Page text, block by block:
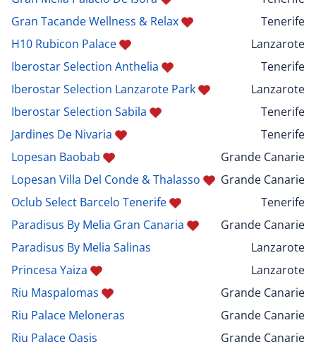
Gran Tacande Wellness & Relax
Tenerife
H10 Rubicon Palace
Lanzarote
Iberostar Selection Anthelia
Tenerife
Iberostar Selection Lanzarote Park
Lanzarote
Iberostar Selection Sabila
Tenerife
Jardines De Nivaria
Tenerife
Lopesan Baobab
Grande Canarie
Lopesan Villa Del Conde & Thalasso
Grande Canarie
Oclub Select Barcelo Tenerife
Tenerife
Paradisus By Melia Gran Canaria
Grande Canarie
Paradisus By Melia Salinas
Lanzarote
Princesa Yaiza
Lanzarote
Riu Maspalomas
Grande Canarie
Riu Palace Meloneras
Grande Canarie
Riu Palace Oasis
Grande Canarie